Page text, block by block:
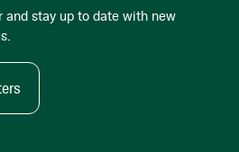
and stay up to date with new